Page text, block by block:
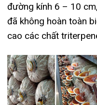
đường kính 6 – 10
đã không hoàn toàn
cao các chất